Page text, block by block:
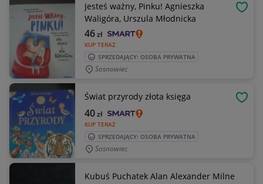
Jesteś ważny, Pinku! Agnieszka
Waligóra, Urszula Młodnicka
KUP TERAZ
46zł
SPRZEDAJĄCY: OSOBA PRYWATNA
Sosnowiec
Świat przyrody złota księga
KUP TERAZ
40zł
SPRZEDAJĄCY: OSOBA PRYWATNA
Sosnowiec
Kubuś Puchatek Alan Alexander Milne